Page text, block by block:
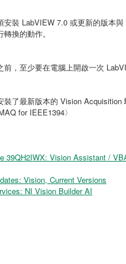
安裝 LabVIEW 7.0 或更新的版本
換的動作。
前，至少要在電腦上開啟一次
裝了最新版本的 Vision Acquisition
for IEEE1394〉
39QH2IWX: Vision Assistant /
Vision, Current Versions
NI Vision Builder AI